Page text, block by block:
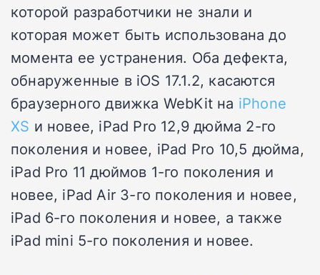
которой разработчики не знали и
которая может быть использована до
момента ее устранения. Оба дефекта,
обнаруженные в iOS 17.1.2, касаются
браузерного движка WebKit на iPhone
XS и новее, iPad Pro 12,9 дюйма 2-го
поколения и новее, iPad Pro 10,5 дюйма,
iPad Pro 11 дюймов 1-го поколения и
новее, iPad Air 3-го поколения и новее,
iPad 6-го поколения и новее, а также
iPad mini 5-го поколения и новее.